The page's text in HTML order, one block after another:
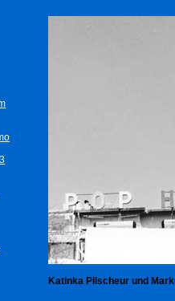
3
Katinka Pilscheur und